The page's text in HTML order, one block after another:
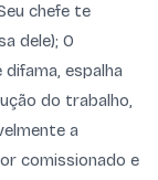
chefe te
dele); O
espalha
do trabalho,
a
comissionado e